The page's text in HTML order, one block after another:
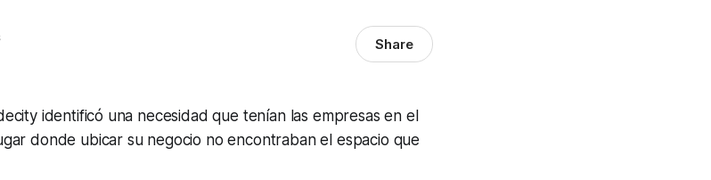
Share
identificó una necesidad que tenían las empresas en el
donde ubicar su negocio no encontraban el espacio que